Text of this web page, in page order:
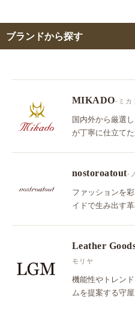
ブランドから探す
MIKADO-ミカ
国内外から厳選
が丁寧に仕立てた
nostoroatout-
ファッションを
イドで生み出す革
Leather
モリヤ
機能性やトレン
ムを提案する守